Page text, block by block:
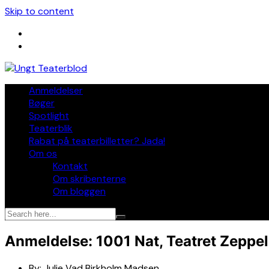
Skip to content
Anmeldelser
Bøger
Spotlight
Teaterblik
Rabat på teaterbilletter? Jada!
Om os
Kontakt
Om skribenterne
Om bloggen
Anmeldelse: 1001 Nat, Teatret